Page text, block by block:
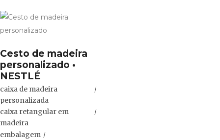
Cesto de madeira
personalizado •
NESTLÉ
caixa de madeira
personalizada
caixa retangular em
madeira
embalagem